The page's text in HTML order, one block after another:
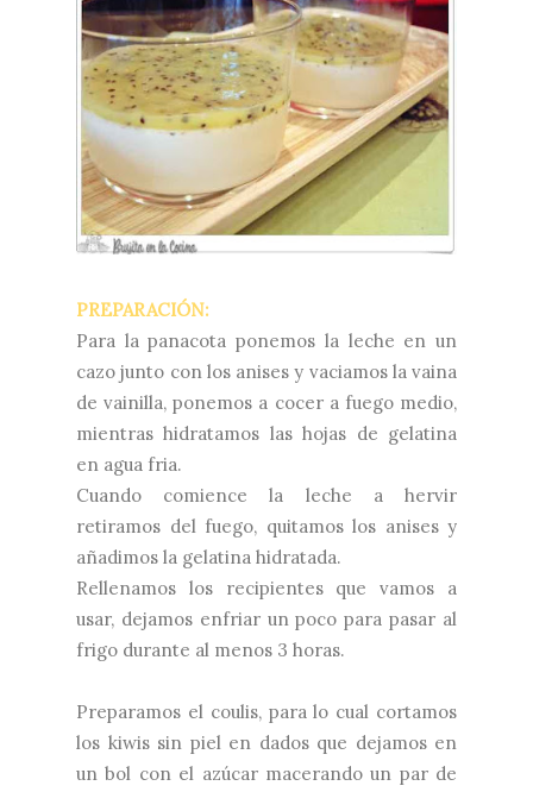
PREPARACIÓN:
Para la panacota ponemos la leche en un
cazo junto con los anises y vaciamos la vaina
de vainilla, ponemos a cocer a fuego medio,
mientras hidratamos las hojas de gelatina
en agua fria.
Cuando comience la leche a hervir
retiramos del fuego, quitamos los anises y
añadimos la gelatina hidratada.
Rellenamos los recipientes que vamos a
usar, dejamos enfriar un poco para pasar al
frigo durante al menos 3 horas.
Preparamos el coulis, para lo cual cortamos
los kiwis sin piel en dados que dejamos en
un bol con el azúcar macerando un par de